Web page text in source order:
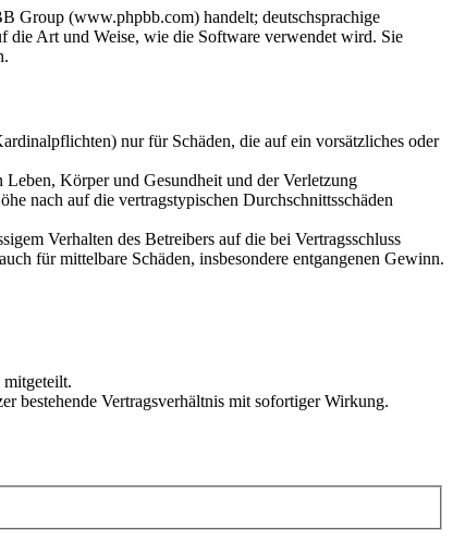
Group (www.phpbb.com) handelt; deutschsprachige
die Art und Weise, wie die Software verwendet wird. Sie
nur für Schäden, die auf ein vorsätzliches oder
Leben, Körper und Gesundheit und der Verletzung
nach auf die vertragstypischen Durchschnittsschäden
Verhalten des Betreibers auf die bei Vertragsschluss
für mittelbare Schäden, insbesondere entgangenen Gewinn.
bestehende Vertragsverhältnis mit sofortiger Wirkung.